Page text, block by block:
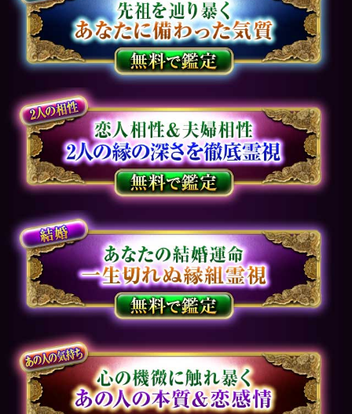
＜OS＞
Android 5.0以降
iOS 10.0以降
＜ブラウザ＞
OSに標準搭載されているブ
ラウザ。
※JavaScriptの設定をオンにし
てご利用ください。
※Cookieの設定をONにしてご利
用ください。
決済方法について
当コンテンツお支払いには、
クレジットカード・携帯キャリ
ア決済・WebMoneyをご利用い
ただけます。
他者による不正利用防止のた
め、クレジットカード情報のほ
かに、セキュリティコード、お
電話番号、メールアドレスをご
入力いただく方式を採用してお
ります。お客様に安心してご利
用いただけるよう、入力いただ
いた情報は、ＳＳＬで暗号化さ
れ、送信されます。